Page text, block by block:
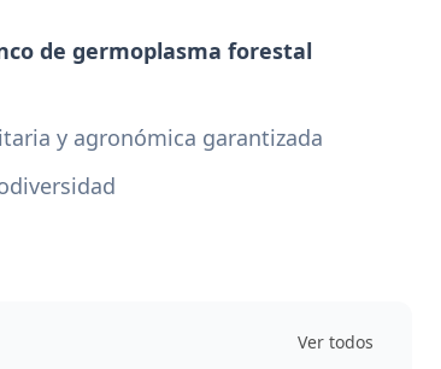
de germoplasma forestal
y agronómica garantizada
Ver todos